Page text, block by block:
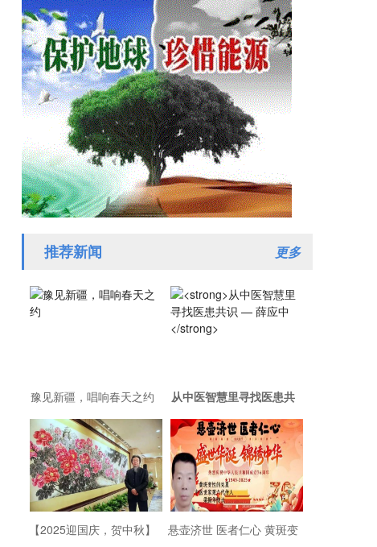
推荐新闻 更多
豫见新疆，唱响春天之约 从中医智慧里寻找医患共
识 — 薛应中
【2025迎国庆，贺中秋】 悬壶济世 医者仁心 黄斑变